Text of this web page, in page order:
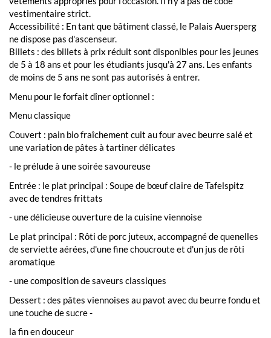
vestimentaire strict.
Accessibilité : En tant que bâtiment classé, le Palais Auersperg
ne dispose pas d'ascenseur.
Billets : des billets à prix réduit sont disponibles pour les jeunes
de 5 à 18 ans et pour les étudiants jusqu'à 27 ans. Les enfants
de moins de 5 ans ne sont pas autorisés à entrer.
Menu pour le forfait dîner optionnel :
Menu classique
Couvert : pain bio fraîchement cuit au four avec beurre salé et
une variation de pâtes à tartiner délicates
- le prélude à une soirée savoureuse
Entrée : le plat principal : Soupe de bœuf claire de Tafelspitz
avec de tendres frittats
- une délicieuse ouverture de la cuisine viennoise
Le plat principal : Rôti de porc juteux, accompagné de quenelles
de serviette aérées, d'une fine choucroute et d'un jus de rôti
aromatique
- une composition de saveurs classiques
Dessert : des pâtes viennoises au pavot avec du beurre fondu et
une touche de sucre -
la fin en douceur